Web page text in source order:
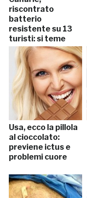
riscontrato
batterio
resistente su 13
turisti: si teme
epidemia
Usa, ecco la pillola
al cioccolato:
previene ictus e
problemi cuore